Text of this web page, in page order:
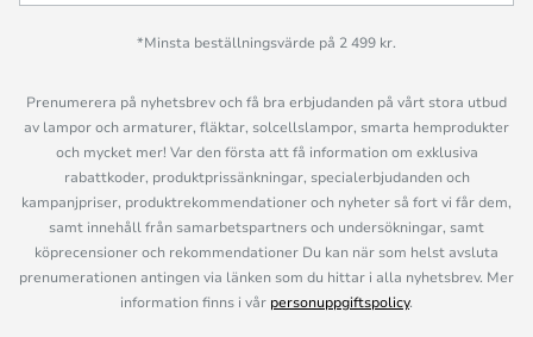
*Minsta beställningsvärde på 2 499 kr.
Prenumerera på nyhetsbrev och få bra erbjudanden på vårt stora utbud
av lampor och armaturer, fläktar, solcellslampor, smarta hemprodukter
och mycket mer! Var den första att få information om exklusiva
rabattkoder, produktprissänkningar, specialerbjudanden och
kampanjpriser, produktrekommendationer och nyheter så fort vi får dem,
samt innehåll från samarbetspartners och undersökningar, samt
köprecensioner och rekommendationer Du kan när som helst avsluta
prenumerationen antingen via länken som du hittar i alla nyhetsbrev. Mer
information finns i vår personuppgiftspolicy.